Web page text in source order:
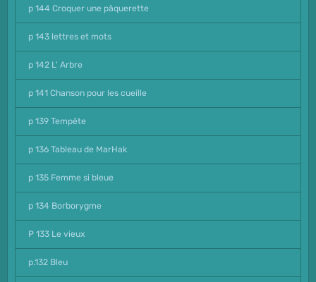
p 144 Croquer une pâquerette
p 143 lettres et mots
p 142 L' Arbre
p 141 Chanson pour les cueille
p 139 Tempête
p 136 Tableau de MarHak
p 135 Femme si bleue
p 134 Borborygme
P 133 Le vieux
p.132 Bleu